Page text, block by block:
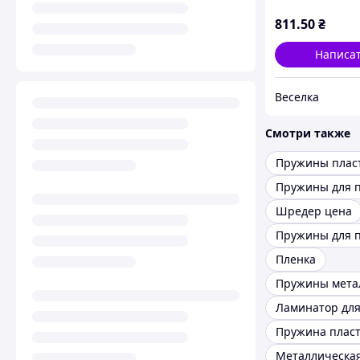
оформления
FLAME
811.50₴
Веселка
Смотри также
Пружины
Шредер цена
Пленка
Ламинатор